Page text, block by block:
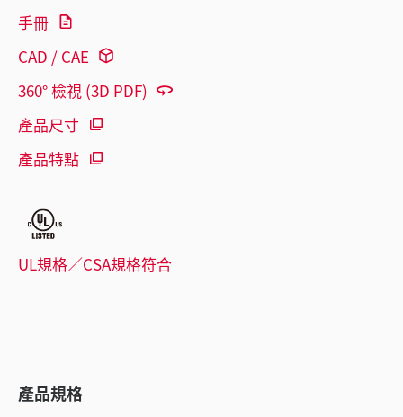
手冊
CAD / CAE
360° 檢視 (3D PDF)
產品尺寸
產品特點
UL規格／CSA規格符合
產品規格